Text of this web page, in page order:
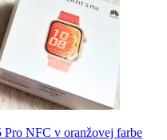
Pro NFC v oranžovej farbe